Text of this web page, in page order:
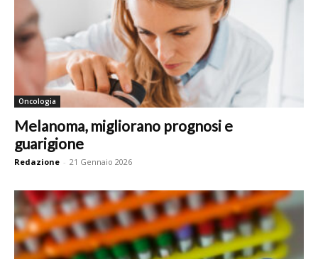
Oncologia
Melanoma, migliorano prognosi e
guarigione
Redazione - 21 Gennaio 2026